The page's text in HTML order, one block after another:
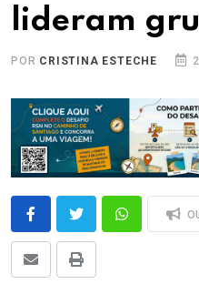
lideram
POR CRISTINA ESTECHE